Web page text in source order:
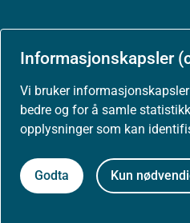
Informasjonskapsler
Vi bruker
bedre og for å samle
opplysninger som kan
Godta Kun
Aktuelt
Nyheter
Høringer